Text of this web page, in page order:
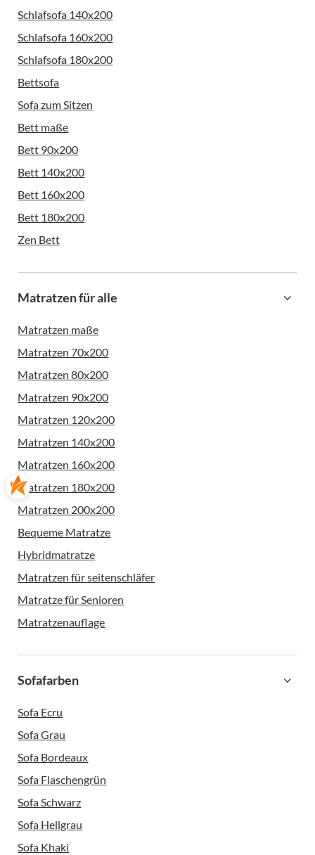
Schlafsofa 140x200
Schlafsofa 160x200
Schlafsofa 180x200
Bettsofa
Sofa zum Sitzen
Bett maße
Bett 90x200
Bett 140x200
Bett 160x200
Bett 180x200
Zen Bett
Matratzen für alle
Matratzen maße
Matratzen 70x200
Matratzen 80x200
Matratzen 90x200
Matratzen 120x200
Matratzen 140x200
Matratzen 160x200
Matratzen 180x200
Matratzen 200x200
Bequeme Matratze
Hybridmatratze
Matratzen für seitenschläfer
Matratze für Senioren
Matratzenauflage
Sofafarben
Sofa Ecru
Sofa Grau
Sofa Bordeaux
Sofa Flaschengrün
Sofa Schwarz
Sofa Hellgrau
Sofa Khaki